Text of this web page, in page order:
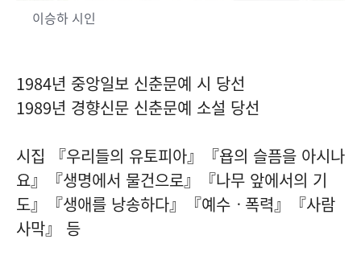
이승하 시인
1984년 중앙일보 신춘문예 시 당선
1989년 경향신문 신춘문예 소설 당선
시집 『우리들의 유토피아』『욥의 슬픔을 아시나
요』『생명에서 물건으로』『나무 앞에서의 기
도』『생애를 낭송하다』『예수ㆍ폭력』『사람
사막』 등